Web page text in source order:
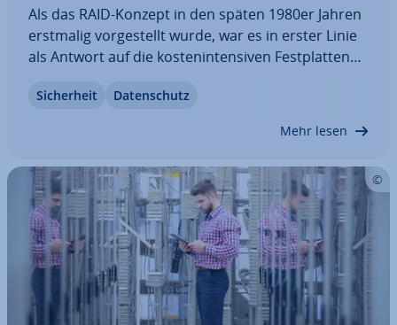
Als das RAID-Konzept in den späten 1980er Jahren
erstmalig vor­ge­stellt wurde, war es in erster Linie
als Antwort auf die kos­ten­in­ten­si­ven Fest­plat­ten
aspekt in den Hin­ter­grund gerückt ist, sind RAID-
Si­cher­heit Da­ten­schutz
Mehr lesen